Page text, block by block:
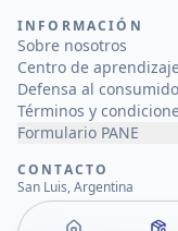
INFORMACIÓN
Sobre nosotros
Centro de
Defensa al
Términos y
Formulario PANE
CONTACTO
San Luis, Argentina